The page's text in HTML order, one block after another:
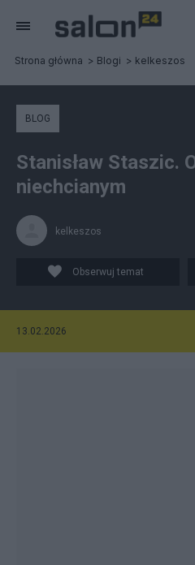
Strona główna Blogi kelkeszos
BLOG
Stanisław Staszic.
niechcianym
kelkeszos
Obserwuj temat
13.02.2026